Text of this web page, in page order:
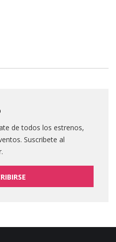
de todos los estrenos,
Suscribete al